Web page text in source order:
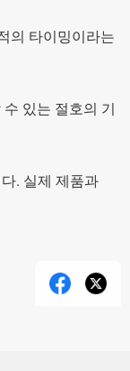
의 타이밍이라는
있는 절호의 기
. 실제 제품과